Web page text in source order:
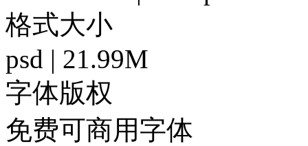
格式大小
psd | 21.99M
字体版权
免费可商用字体